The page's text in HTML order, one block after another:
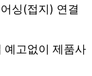
싱(접지) 연결
고없이 제품사